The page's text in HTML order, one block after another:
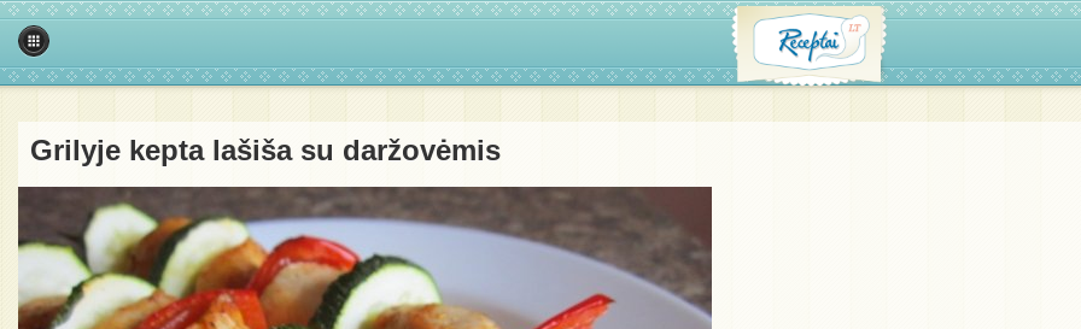
Grilyje kepta lašiša su daržovėmis